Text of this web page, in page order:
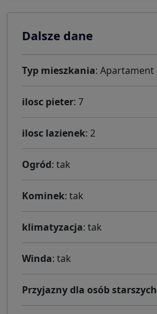
Dalsze dane
Typ mieszkania: Apartament
ilosc pieter: 7
ilosc lazienek: 2
Ogród: tak
Kominek: tak
klimatyzacja: tak
Winda: tak
Przyjazny dla osób starszych